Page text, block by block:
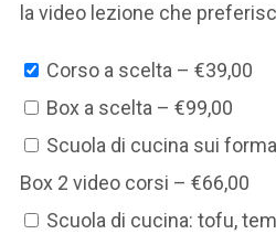
la video lezione che
Corso a scelta – €39,00
Box a scelta – €99,00
Scuola di cucina sui
Box 2 video corsi – €66,00
Scuola di cucina: tofu,